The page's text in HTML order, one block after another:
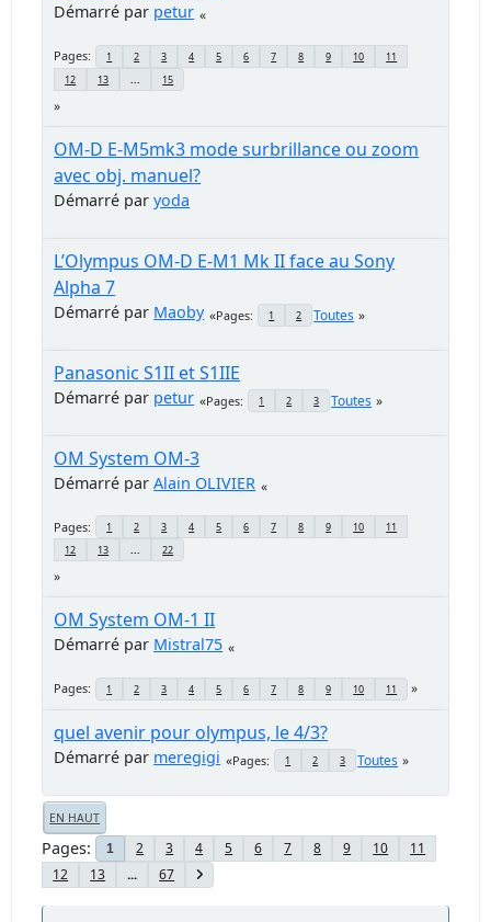
Démarré par petur
Pages 1 2 3 4 5 6 7 8 9 10
11
12
13 15
OM-D E-M5mk3 mode surbrillance ou zoom
avec obj. manuel?
Démarré paryoda
L’Olympus OM-D E-M1 Mk II face au Sony
Alpha 7
Démarré par Maoby Pages 1 2 Toutes
Panasonic S1II et S1IIE
Démarré par petur Pages 1 2 3 Toutes
OM System OM-3
Démarré parAlain OLIVIER
Pages 1 2 3 4 5 6 7 8 9 10
11
12
13 ... 22
OM System OM-1 II
Démarré par Mistral75
Pages 1 2 3 4 5 6 7 8 9 10 11
quel avenir pour olympus, le 4/3?
Démarré par meregigi Pages 1 2 3 Toutes
EN HAUT
Pages 1 2 3 4 5 6 7 8 9 10
11
12
13 ... 67